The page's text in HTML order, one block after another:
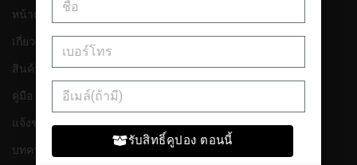
หน้าแรก
เกี่ยวกับเรา
สินค้า
คู่มือ
แจ้งชำระเงิน
บทความ
รับสิทธิ์คูปอง ตอนนี้